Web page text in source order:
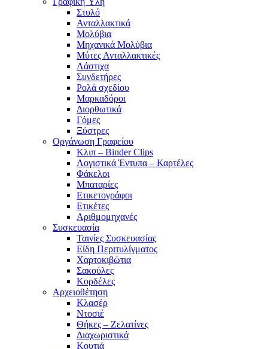
Στυλό
Ανταλλακτικά
Μολύβια
Μηχανικά Μολύβια
Μύτες Ανταλλακτικές
Λάστιχα
Συνδετήρες
Ρολά σχεδίου
Μαρκαδόροι
Διορθωτικά
Γόμες
Ξύστρες
Οργάνωση Γραφείου
Κλιπ – Binder Clips
Λογιστικά Έντυπα – Καρτέλες
Φάκελοι
Μπαταρίες
Ετικετογράφοι
Ετικέτες
Αριθμομηχανές
Συσκευασία
Ταινίες Συσκευασίας
Είδη Περιτυλίγματος
Χαρτοκιβώτια
Σακούλες
Κορδέλες
Αρχειοθέτηση
Κλασέρ
Ντοσιέ
Θήκες – Ζελατίνες
Διαχωριστικά
Κουτιά